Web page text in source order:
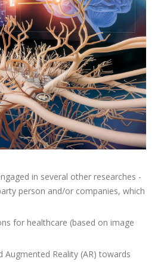
in several other researches -
person and/or companies, which
for healthcare (based on image
Augmented Reality (AR) towards